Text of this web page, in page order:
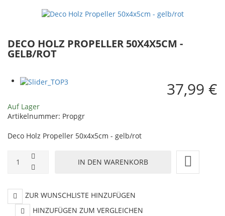
DECO HOLZ PROPELLER 50X4X5CM -
GELB/ROT
37,99 €
Auf Lager
Artikelnummer: Propgr
Deco Holz Propeller 50x4x5cm - gelb/rot
ZUR WUNSCHLISTE HINZUFÜGEN
HINZUFÜGEN ZUM VERGLEICHEN